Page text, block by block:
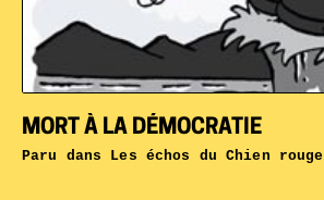
MORT À LA DÉMOCRATIE
Paru dans Les échos du Chien rouge